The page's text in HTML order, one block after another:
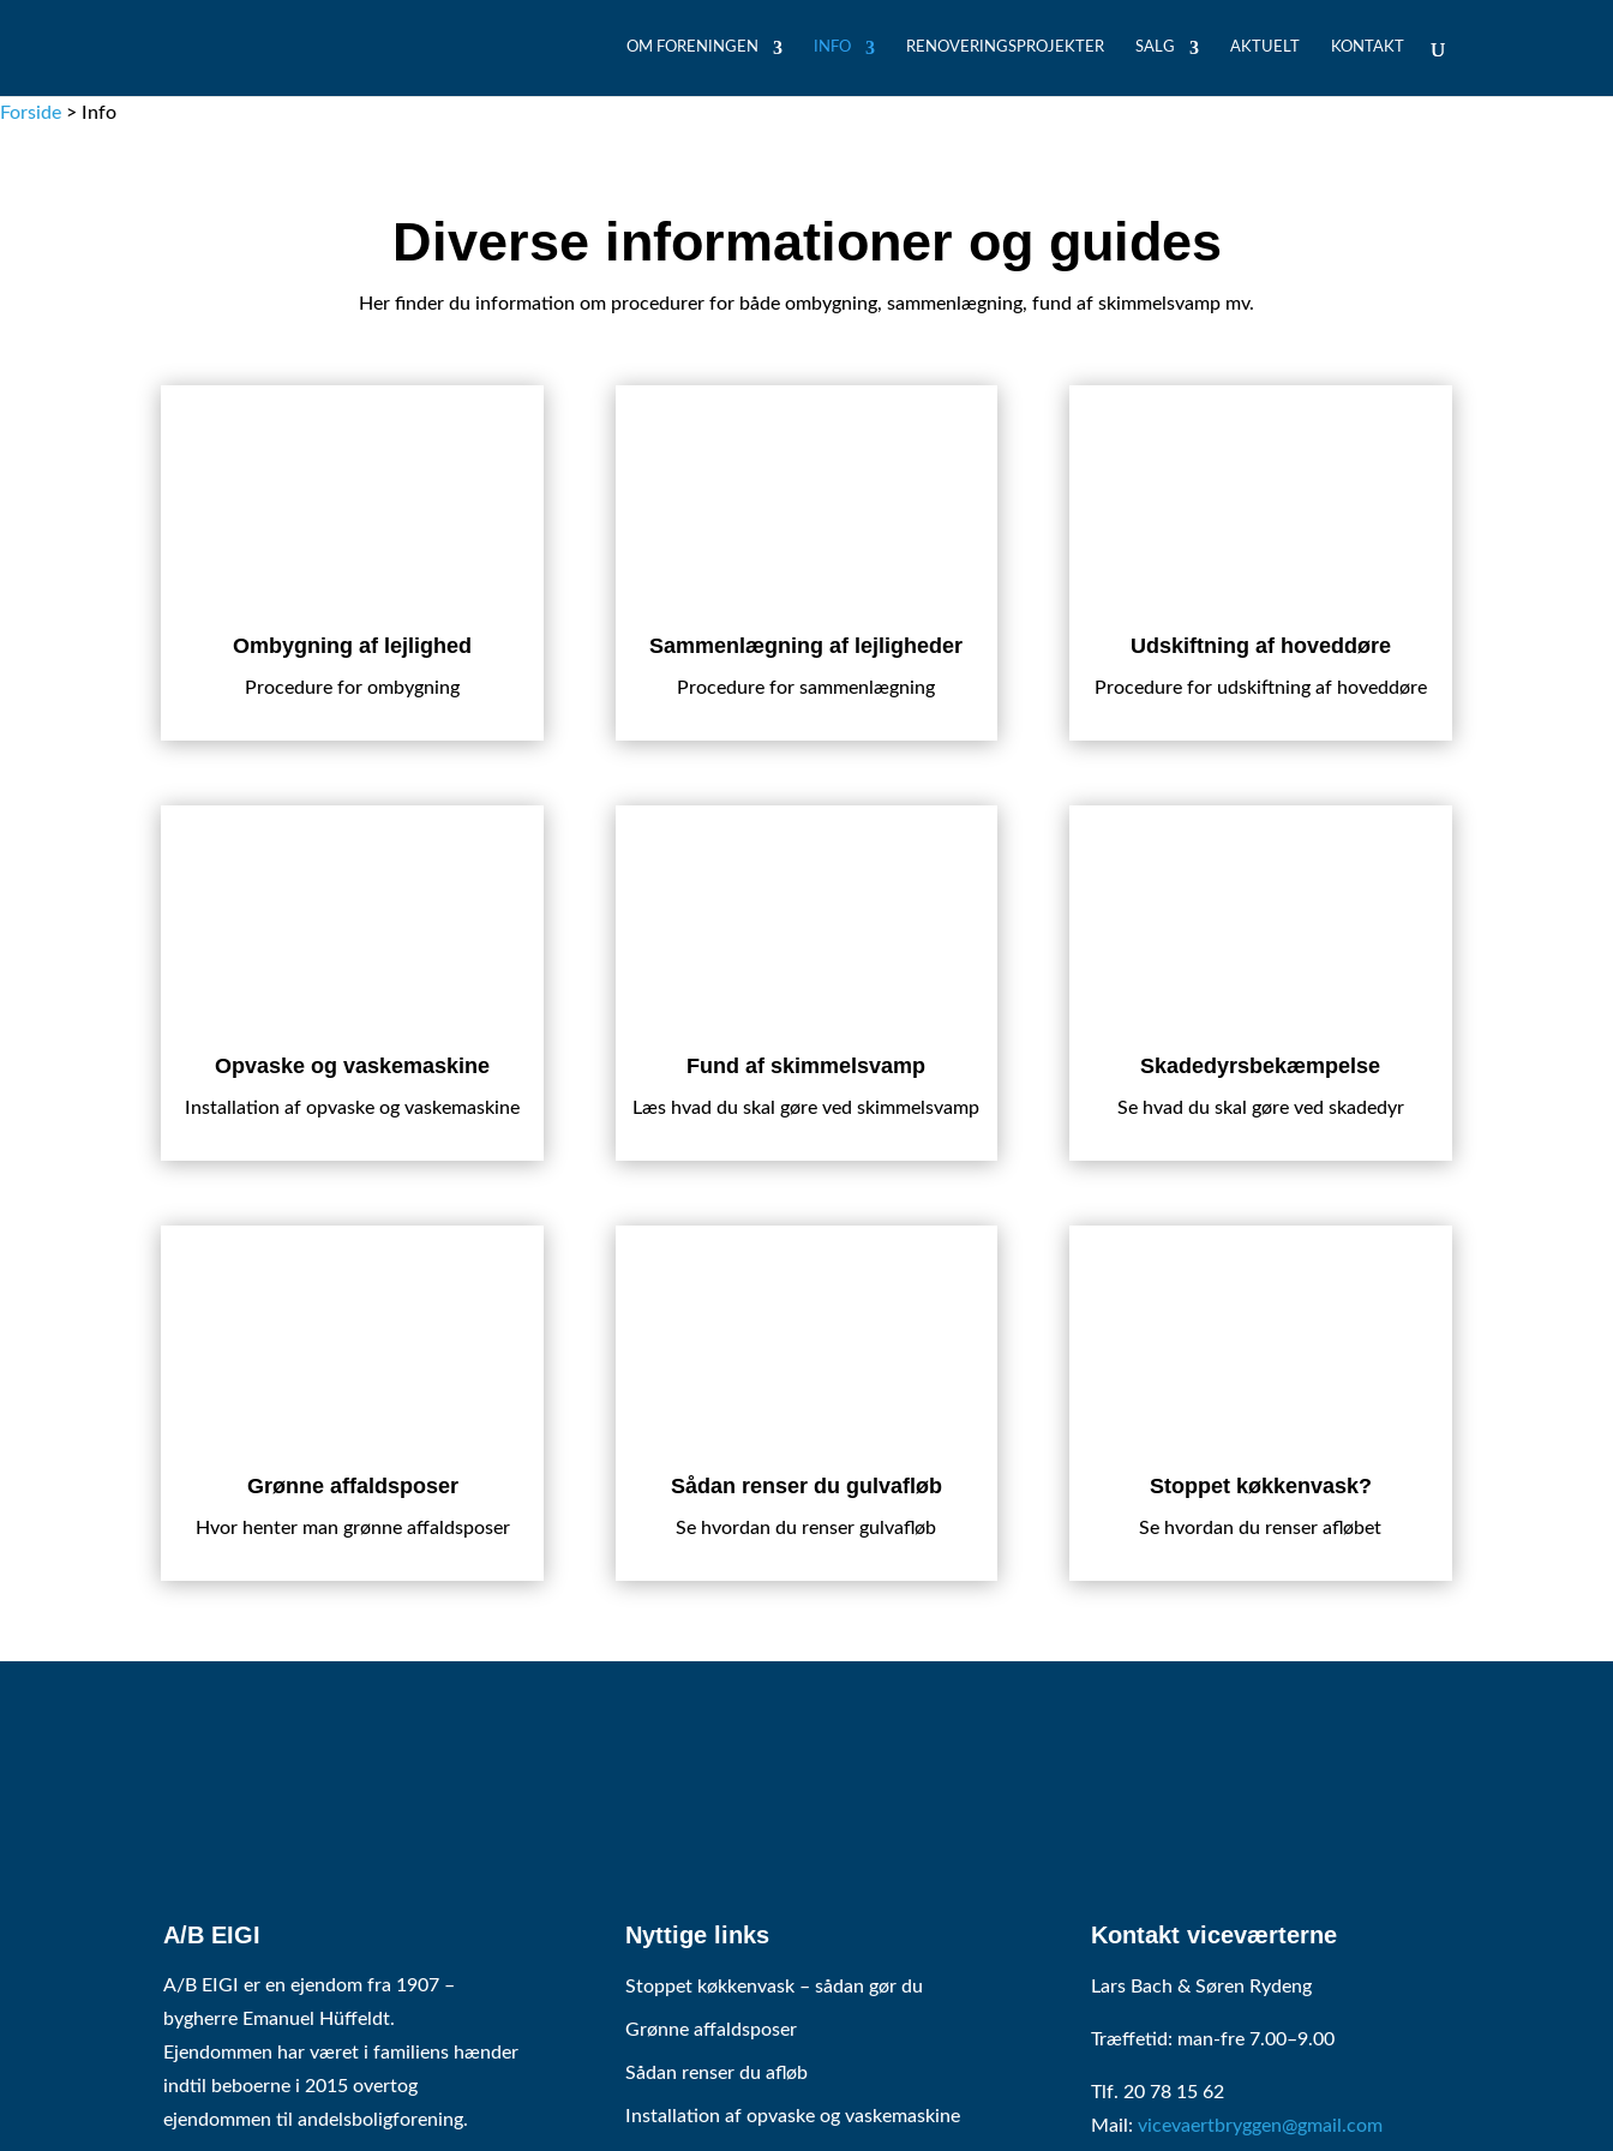
OM FORENINGEN INFO RENOVERINGSPROJEKTER SALG AKTUELT KONTAKT
Forside > Info
Diverse informationer og guides
Her finder du information om procedurer for både ombygning, sammenlægning, fund af skimmelsvamp mv.
Ombygning af lejlighed
Procedure for ombygning
Sammenlægning af lejligheder
Procedure for sammenlægning
Udskiftning af hoveddøre
Procedure for udskiftning af hoveddøre
Opvaske og vaskemaskine
Installation af opvaske og vaskemaskine
Fund af skimmelsvamp
Læs hvad du skal gøre ved skimmelsvamp
Skadedyrsbekæmpelse
Se hvad du skal gøre ved skadedyr
Grønne affaldsposer
Hvor henter man grønne affaldsposer
Sådan renser du gulvafløb
Se hvordan du renser gulvafløb
Stoppet køkkenvask?
Se hvordan du renser afløbet
A/B EIGI
A/B EIGI er en ejendom fra 1907 –
bygherre Emanuel Hüffeldt.
Ejendommen har været i familiens hænder
indtil beboerne i 2015 overtog
ejendommen til andelsboligforening.
Nyttige links
Stoppet køkkenvask – sådan gør du
Grønne affaldsposer
Sådan renser du afløb
Installation af opvaske og vaskemaskine
Kontakt viceværterne
Lars Bach & Søren Rydeng
Træffetid: man-fre 7.00–9.00
Tlf. 20 78 15 62
Mail: vicevaertbryggen@gmail.com